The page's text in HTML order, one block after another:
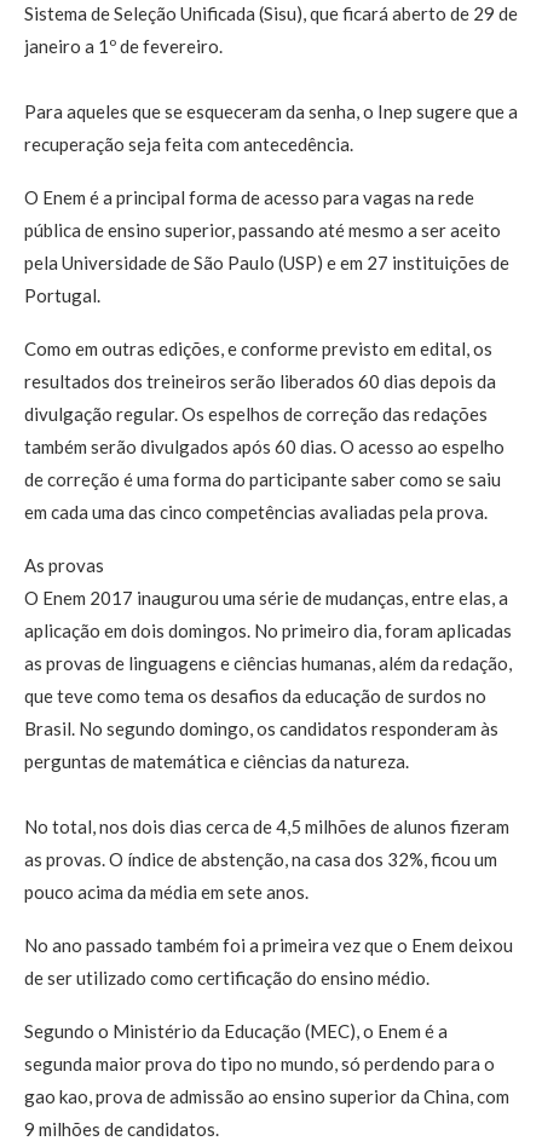
Sistema de Seleção Unificada (Sisu), que ficará aberto de 29 de
janeiro a 1º de fevereiro.
Para aqueles que se esqueceram da senha, o Inep sugere que a
recuperação seja feita com antecedência.
O Enem é a principal forma de acesso para vagas na rede
pública de ensino superior, passando até mesmo a ser aceito
pela Universidade de São Paulo (USP) e em 27 instituições de
Portugal.
Como em outras edições, e conforme previsto em edital, os
resultados dos treineiros serão liberados 60 dias depois da
divulgação regular. Os espelhos de correção das redações
também serão divulgados após 60 dias. O acesso ao espelho
de correção é uma forma do participante saber como se saiu
em cada uma das cinco competências avaliadas pela prova.
As provas
O Enem 2017 inaugurou uma série de mudanças, entre elas, a
aplicação em dois domingos. No primeiro dia, foram aplicadas
as provas de linguagens e ciências humanas, além da redação,
que teve como tema os desafios da educação de surdos no
Brasil. No segundo domingo, os candidatos responderam às
perguntas de matemática e ciências da natureza.
No total, nos dois dias cerca de 4,5 milhões de alunos fizeram
as provas. O índice de abstenção, na casa dos 32%, ficou um
pouco acima da média em sete anos.
No ano passado também foi a primeira vez que o Enem deixou
de ser utilizado como certificação do ensino médio.
Segundo o Ministério da Educação (MEC), o Enem é a
segunda maior prova do tipo no mundo, só perdendo para o
gao kao, prova de admissão ao ensino superior da China, com
9 milhões de candidatos.